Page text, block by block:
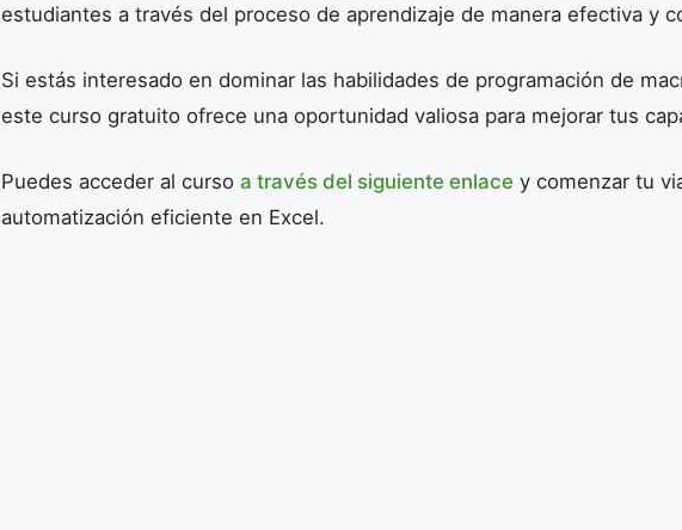
estudiantes a través del proceso de aprendizaje de manera efectiva y
Si estás interesado en dominar las habilidades de programación de
este curso gratuito ofrece una oportunidad valiosa para mejorar tus
Puedes acceder al curso a través del siguiente enlace y comenzar tu
automatización eficiente en Excel.